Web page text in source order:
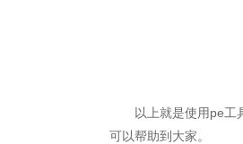
以上就是使用pe工
可以帮助到大家。